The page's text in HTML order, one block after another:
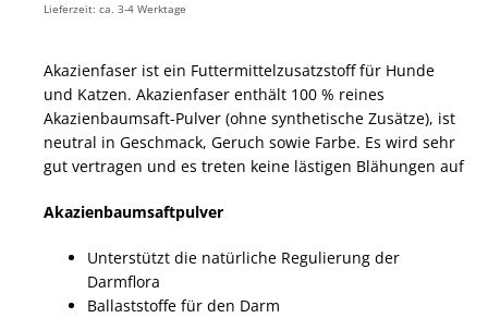
Lieferzeit: ca. 3-4 Werktage
Akazienfaser ist ein Futtermittelzusatzstoff für Hunde
und Katzen. Akazienfaser enthält 100 % reines
Akazienbaumsaft-Pulver (ohne synthetische Zusätze), ist
neutral in Geschmack, Geruch sowie Farbe. Es wird sehr
gut vertragen und es treten keine lästigen Blähungen auf
Akazienbaumsaftpulver
Unterstützt die natürliche Regulierung der
Darmflora
Ballaststoffe für den Darm